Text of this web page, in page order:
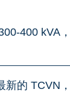
400 kVA
新的 TCVN